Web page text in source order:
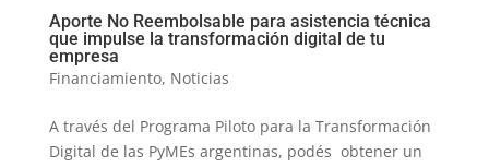
Aporte No Reembolsable para asistencia técnica
que impulse la transformación digital de tu
empresa
Financiamiento, Noticias
A través del Programa Piloto para la Transformación
Digital de las PyMEs argentinas, podés obtener un